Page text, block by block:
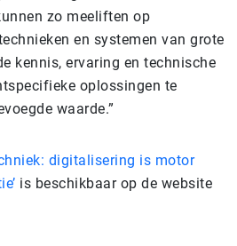
zo meeliften op
en systemen van grote
kennis, ervaring en technische
oplossingen te
waarde.”
digitalisering is motor
is beschikbaar op de website